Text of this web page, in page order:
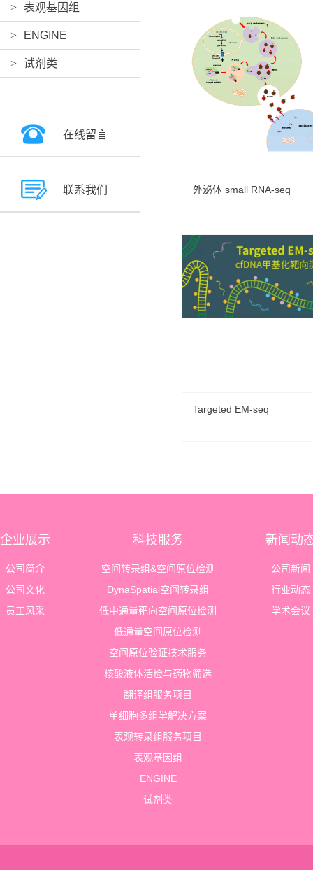
> 表观基因组
> ENGINE
> 试剂类
在线留言
联系我们 外泌体 small RNA-seq
Targeted EM-seq
企业展示
公司简介
公司文化
员工风采
科技服务
空间转录组&空间原位检测
DynaSpatial空间转录组
低中通量靶向空间原位检测
低通量空间原位检测
空间原位验证技术服务
核酸液体活检与药物筛选
翻译组服务项目
单细胞多组学解决方案
表观转录组服务项目
表观基因组
ENGINE
试剂类
新闻动
公司新闻
行业动态
学术会议